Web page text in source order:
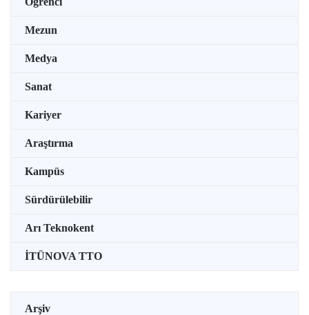
Mezun
Medya
Sanat
Kariyer
Araştırma
Kampüs
Sürdürülebilir
Arı Teknokent
İTÜNOVA TTO
Arşiv